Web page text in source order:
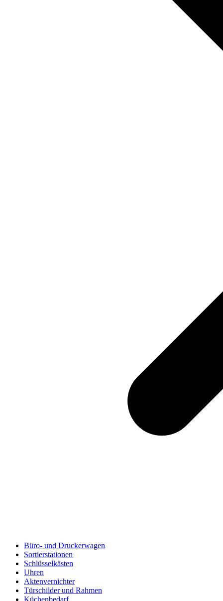
Büro- und Druckerwagen
Sortierstationen
Schlüsselkästen
Uhren
Aktenvernichter
Türschilder und Rahmen